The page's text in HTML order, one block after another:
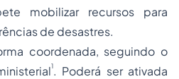
mobilizar recursos para
de desastres.
coordenada, seguindo o
1. Poderá ser ativada